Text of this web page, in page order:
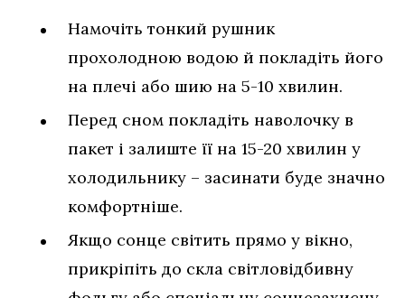
Намочіть тонкий рушник
прохолодною водою й покладіть його
на плечі або шию на 5-10 хвилин.
Перед сном покладіть наволочку в
пакет і залиште її на 15-20 хвилин у
холодильнику – засинати буде значно
комфортніше.
Якщо сонце світить прямо у вікно,
прикріпіть до скла світловідбивну